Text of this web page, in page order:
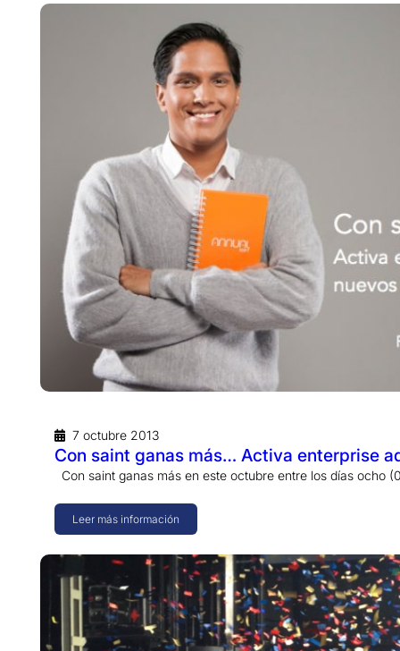
7 octubre 2013
Con saint ganas más… Activa enterprise
Con saint ganas más en este octubre entre los días ocho
Leer más información